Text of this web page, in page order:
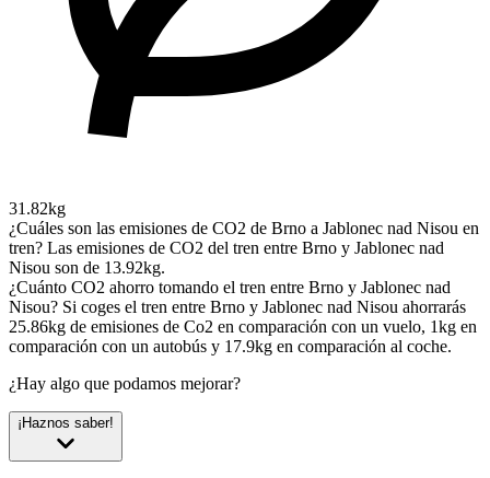
31.82kg
¿Cuáles son las emisiones de CO2 de Brno a Jablonec nad Nisou en
tren? Las emisiones de CO2 del tren entre Brno y Jablonec nad
Nisou son de 13.92kg.
¿Cuánto CO2 ahorro tomando el tren entre Brno y Jablonec nad
Nisou? Si coges el tren entre Brno y Jablonec nad Nisou ahorrarás
25.86kg de emisiones de Co2 en comparación con un vuelo, 1kg en
comparación con un autobús y 17.9kg en comparación al coche.
¿Hay algo que podamos mejorar?
¡Haznos saber!